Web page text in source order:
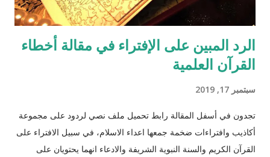
الرد المبين على الإفتراء في مقالة أخطاء
القرآن العلمية
سبتمبر 17, 2019
تجدون في أسفل المقالة رابط تحميل ملف نصي لردود على مجموعة
أكاذيب وافتراءات ضخمة جمعها اعداء الاسلام، في سبيل الافتراء على
القرآن الكريم والسنة النبوية الشريفة والادعاء انهما يحتويان على